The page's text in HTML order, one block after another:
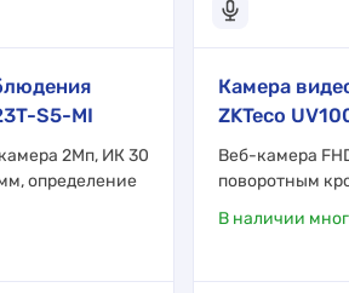
S5-MI
2Мп, ИК 30
определение
Камера
ZKTeco
Веб-камера
поворотным
В наличии